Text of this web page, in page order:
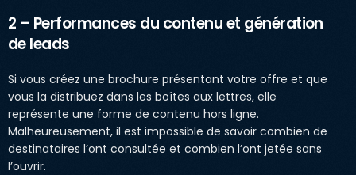
2 – Performances du contenu et génération
de leads
Si vous créez une brochure présentant votre offre et que
vous la distribuez dans les boîtes aux lettres, elle
représente une forme de contenu hors ligne.
Malheureusement, il est impossible de savoir combien de
destinataires l’ont consultée et combien l’ont jetée sans
l’ouvrir.